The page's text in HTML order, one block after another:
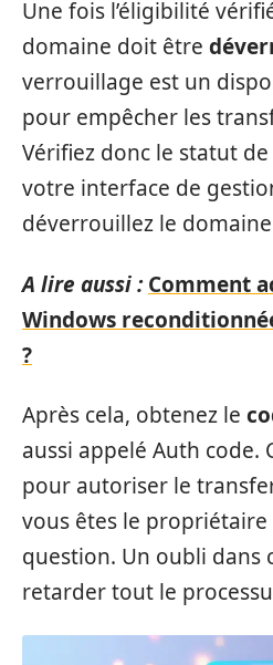
Une fois l’éligibilité
domaine doit être
verrouillage est un
pour empêcher les
Vérifiez donc le statut
votre interface de
déverrouillez le
A lire aussi : Comment
Windows
?
Après cela, obtenez le
aussi appelé Auth code.
pour autoriser le
vous êtes le
question. Un oubli dans
retarder tout le